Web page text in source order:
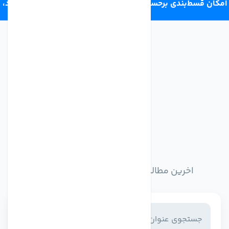
امکان قسط‌بندی برحسب اعتبار ترب‌پی 4 قسط ماهانه. بدون سود،
اخرین مطالب وبلاگ را از اینجا مطالعه کنید